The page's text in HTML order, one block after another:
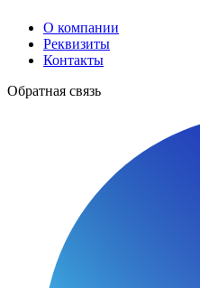
О компании
Реквизиты
Контакты
Обратная связь